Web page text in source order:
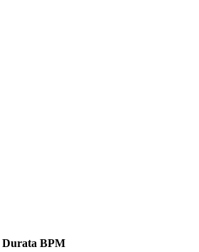
Durata BPM